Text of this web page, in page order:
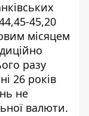
45,20
місяцем
разу
26 років
не
валюти.